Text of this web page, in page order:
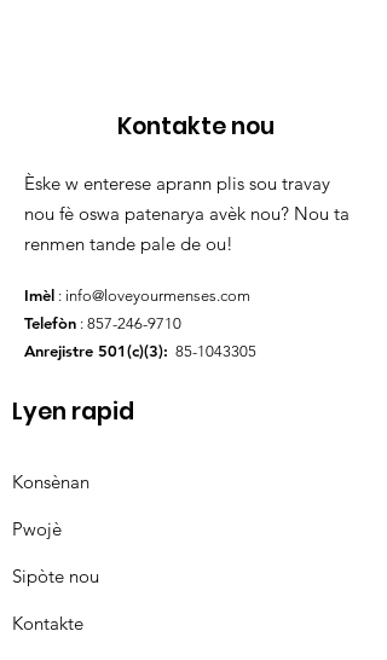
Kontakte nou
Èske w enterese aprann plis sou travay
nou fè oswa patenarya avèk nou? Nou ta
renmen tande pale de ou!
Imèl : info@loveyourmenses.com
Telefòn : 857-246-9710
Anrejistre 501(c)(3): 85-1043305
Lyen rapid
Konsènan
Pwojè
Sipòte nou
Kontakte